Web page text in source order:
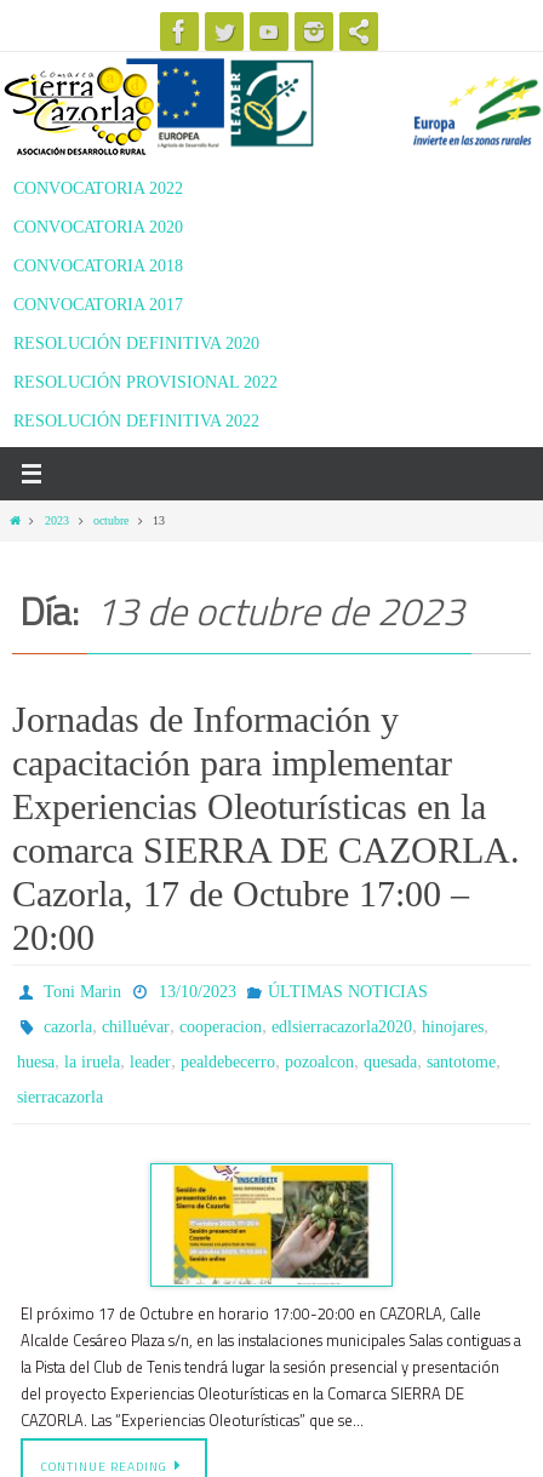
contenido
CONVOCATORIA 2022
CONVOCATORIA 2020
CONVOCATORIA 2018
CONVOCATORIA 2017
RESOLUCIÓN DEFINITIVA 2020
RESOLUCIÓN PROVISIONAL 2022
RESOLUCIÓN DEFINITIVA 2022
Inicio2023 octubre 13
Día: 13 de octubre de 2023
Jornadas de Información y
capacitación para implementar
Experiencias Oleoturísticas en la
comarca SIERRA DE CAZORLA.
Cazorla, 17 de Octubre 17:00 –
20:00
Toni Marin 13/10/2023
ÚLTIMAS NOTICIAS
cazorla,chilluévar,cooperacion,edlsierracazorla2020,hinojares,
huesa, la iruela, leader, pealdebecerro, pozoalcon, quesada, santotome,
sierracazorla
El próximo 17 de Octubre en horario 17:00-20:00 en CAZORLA, Calle
Alcalde Cesáreo Plaza s/n, en las instalaciones municipales Salas contiguas a
la Pista del Club de Tenis tendrá lugar la sesión presencial y presentación
del proyecto Experiencias Oleoturísticas en la Comarca SIERRA DE
CAZORLA. Las “Experiencias Oleoturísticas” que se…
CONTINUE READING